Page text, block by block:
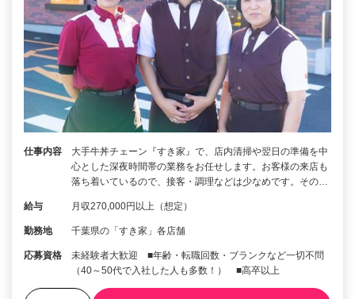
仕事内容
大手牛丼チェーン『すき家』で、店内清掃や翌日の準備を中
心とした深夜時間帯の業務をお任せします。お客様の来店も
落ち着いているので、接客・調理などは少なめです。その…
給与 月収270,000円以上（想定）
勤務地 千葉県の「すき家」各店舗
応募資格
未経験者大歓迎 ■年齢・転職回数・ブランクなど一切不問
（40～50代で入社した人も多数！） ■高卒以上